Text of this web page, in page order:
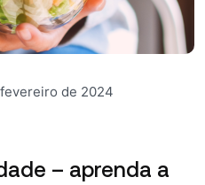
de 2024
– aprenda a